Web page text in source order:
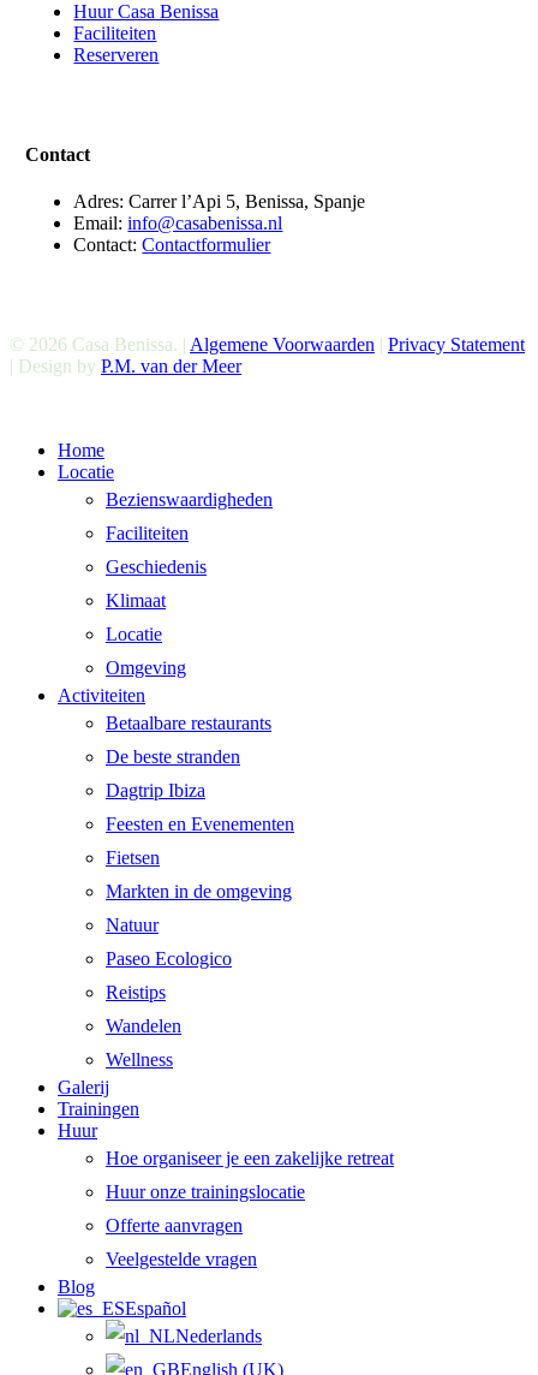
Huur Casa Benissa
Faciliteiten
Reserveren
Contact
Adres: Carrer l’Api 5, Benissa, Spanje
Email:info@casabenissa.nl
Contact:Contactformulier
© 2026 Casa Benissa. | Algemene Voorwaarden | Privacy Statement
| Design by P.M. van der Meer
Cerrar Home
Locatie
Bezienswaardigheden
Faciliteiten
Geschiedenis
Klimaat
Locatie
Omgeving
Activiteiten
Betaalbare restaurants
De beste stranden
Dagtrip Ibiza
Feesten en Evenementen
Fietsen
Markten in de omgeving
Natuur
Paseo Ecologico
Reistips
Wandelen
Wellness
Galerij
Trainingen
Huur
Hoe organiseer je een zakelijke retreat
Huur onze trainingslocatie
Offerte aanvragen
Veelgestelde vragen
Blog
Español
Nederlands
English (UK)